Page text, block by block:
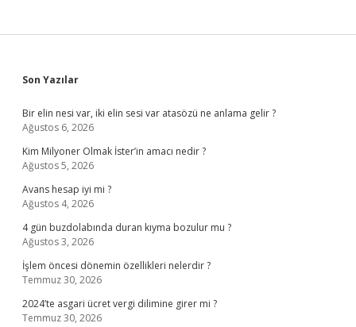
Sidebar
Son Yazılar
Bir elin nesi var, iki elin sesi var atasözü ne anlama gelir ?
Ağustos 6, 2026
Kim Milyoner Olmak İster’in amacı nedir ?
Ağustos 5, 2026
Avans hesap iyi mi ?
Ağustos 4, 2026
4 gün buzdolabında duran kıyma bozulur mu ?
Ağustos 3, 2026
İşlem öncesi dönemin özellikleri nelerdir ?
Temmuz 30, 2026
2024’te asgari ücret vergi dilimine girer mi ?
Temmuz 30, 2026